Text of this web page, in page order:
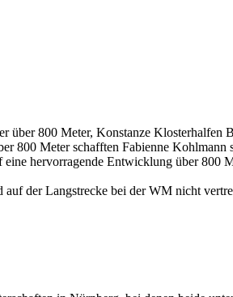
800 Meter, Konstanze Klosterhalfen
800 Meter schafften Fabienne
hervorragende Entwicklung über 800
der Langstrecke bei der WM nicht